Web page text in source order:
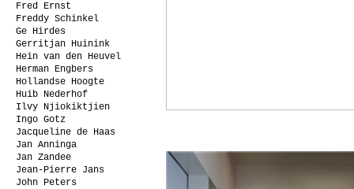
Fred Ernst
Freddy Schinkel
Ge Hirdes
Gerritjan Huinink
Hein van den Heuvel
Herman Engbers
Hollandse Hoogte
Huib Nederhof
Ilvy Njiokiktjien
Ingo Gotz
Jacqueline de Haas
Jan Anninga
Jan Zandee
Jean-Pierre Jans
John Peters